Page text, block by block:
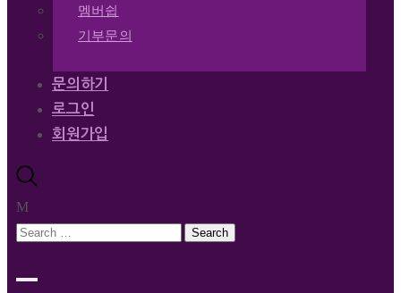
멤버쉽
기부문의
문의하기
로그인
회원가입